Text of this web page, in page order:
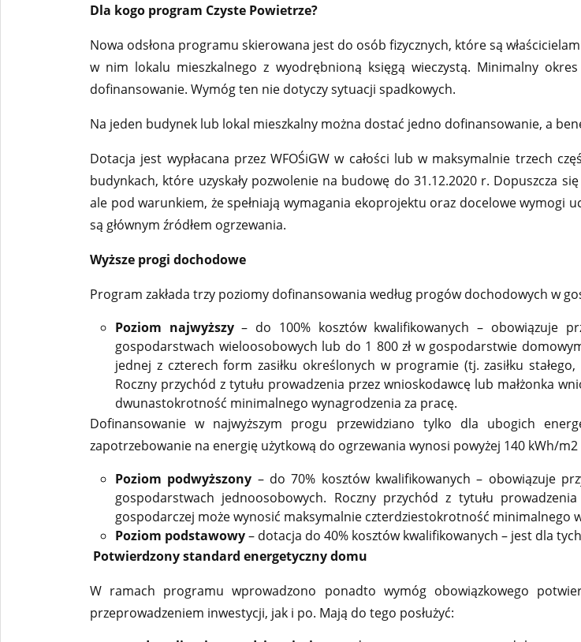
Dla kogo program Czyste Powietrze?
Nowa odsłona programu skierowana jest do osób fizycznych, które są
w nim lokalu mieszkalnego z wyodrębnioną księgą wieczystą. Minimalny
dofinansowanie. Wymóg ten nie dotyczy sytuacji spadkowych.
Na jeden budynek lub lokal mieszkalny można dostać jedno dofinansowanie, a
Dotacja jest wypłacana przez WFOŚiGW w całości lub w maksymalnie trzech
budynkach, które uzyskały pozwolenie na budowę do 31.12.2020 r. Dopuszcza
ale pod warunkiem, że spełniają wymagania ekoprojektu oraz docelowe wymogi
są głównym źródłem ogrzewania.
Wyższe progi dochodowe
Program zakłada trzy poziomy dofinansowania według progów dochodowych w
Poziom najwyższy– do 100% kosztów kwalifikowanych – obowiązuje
gospodarstwach wieloosobowych lub do 1 800 zł w gospodarstwie
jednej z czterech form zasiłku określonych w programie (tj. zasiłku
Roczny przychód z tytułu prowadzenia przez wnioskodawcę lub małżonka
dwunastokrotność minimalnego wynagrodzenia za pracę.
Dofinansowanie w najwyższym progu przewidziano tylko dla ubogich
zapotrzebowanie na energię użytkową do ogrzewania wynosi powyżej 140 kWh/m2
Poziom podwyższony – do 70% kosztów kwalifikowanych – obowiązuje
gospodarstwach jednoosobowych. Roczny przychód z tytułu
gospodarczej może wynosić maksymalnie czterdziestokrotność minimalnego
Poziom podstawowy– dotacja do 40% kosztów kwalifikowanych – jest dla
Potwierdzony standard energetyczny domu
W ramach programu wprowadzono ponadto wymóg obowiązkowego
przeprowadzeniem inwestycji, jak i po. Mają do tego posłużyć: